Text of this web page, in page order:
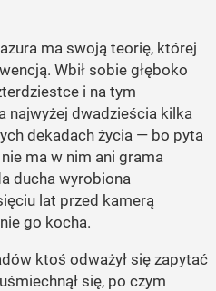
ma swoją teorię, której
Wbił sobie głęboko
i na tym
najwyżej dwadzieścia kilka
dekadach życia — bo pyta
ma w nim ani grama
ducha wyrobiona
lat przed kamerą
go kocha.
ktoś odważył się zapytać
się, po czym